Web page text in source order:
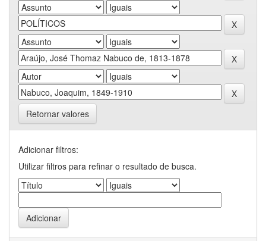
Retornar valores
Adicionar filtros:
Utilizar filtros para refinar o resultado de busca.